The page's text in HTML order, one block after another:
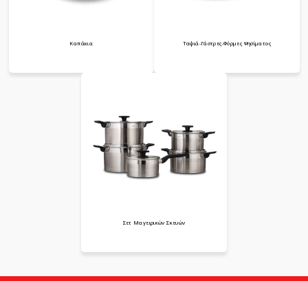
Καπάκια Ταψιά-Γάστρες-Φόρμες Ψησίματος
Σετ Μαγειρικών Σκευών